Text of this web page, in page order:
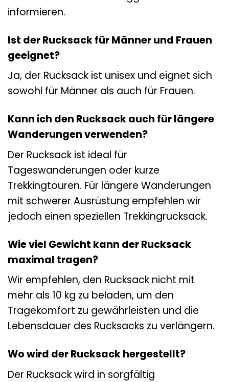
informieren.
Ist der Rucksack für Männer und Frauen
geeignet?
Ja, der Rucksack ist unisex und eignet sich
sowohl für Männer als auch für Frauen.
Kann ich den Rucksack auch für längere
Wanderungen verwenden?
Der Rucksack ist ideal für
Tageswanderungen oder kurze
Trekkingtouren. Für längere Wanderungen
mit schwerer Ausrüstung empfehlen wir
jedoch einen speziellen Trekkingrucksack.
Wie viel Gewicht kann der Rucksack
maximal tragen?
Wir empfehlen, den Rucksack nicht mit
mehr als 10 kg zu beladen, um den
Tragekomfort zu gewährleisten und die
Lebensdauer des Rucksacks zu verlängern.
Wo wird der Rucksack hergestellt?
Der Rucksack wird in sorgfältig